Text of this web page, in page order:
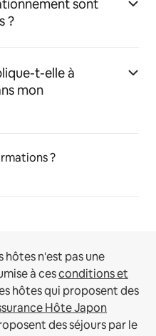
sont
?
t-elle à
mon
?
hôtes n'est pas une
à cesconditions et
hôtes qui proposent des
Hôte Japon
des séjours par le